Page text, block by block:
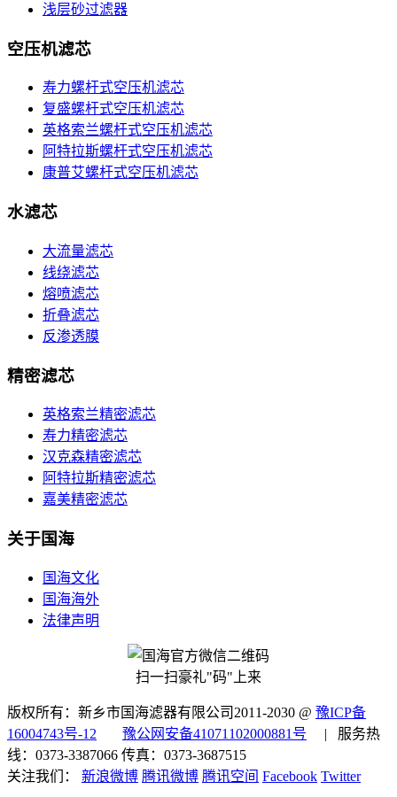
浅层砂过滤器
空压机滤芯
寿力螺杆式空压机滤芯
复盛螺杆式空压机滤芯
英格索兰螺杆式空压机滤芯
阿特拉斯螺杆式空压机滤芯
康普艾螺杆式空压机滤芯
水滤芯
大流量滤芯
线绕滤芯
熔喷滤芯
折叠滤芯
反渗透膜
精密滤芯
英格索兰精密滤芯
寿力精密滤芯
汉克森精密滤芯
阿特拉斯精密滤芯
嘉美精密滤芯
关于国海
国海文化
国海海外
法律声明
扫一扫豪礼"码"上来
版权所有：新乡市国海滤器有限公司2011-2030 @ 豫ICP备
16004743号-12
豫公网安备41071102000881号
| 服务热
线：0373-3387066 传真：0373-3687515
关注我们：
新浪微博 腾讯微博 腾讯空间 Facebook Twitter